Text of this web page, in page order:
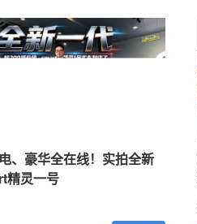
、豪华全在线！实拍全新
精灵一号